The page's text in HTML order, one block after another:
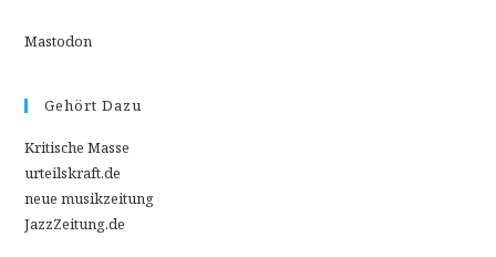
Mastodon
Gehört Dazu
Kritische Masse
urteilskraft.de
neue musikzeitung
JazzZeitung.de